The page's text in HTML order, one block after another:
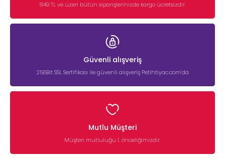
849 TL ve üzeri bütün siparişlerinizde kargo ücretsizdir.
Güvenli alışveriş
256Bit SSL Sertifikası ile güvenli alışveriş Petihtiyac.com’da
Mutlu Müşteri
Müşteri mutluluğu 1. önceliğimizdir.